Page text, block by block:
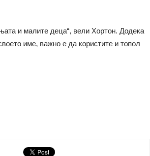
и малите деца“, вели Хортон. Додека
име, важно е да користите и топол